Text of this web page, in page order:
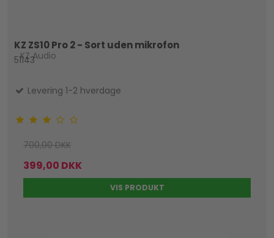
KZ ZS10 Pro 2 - Sort uden mikrofon
KZ Audio
51143
Levering 1-2 hverdage
700,00 DKK
399,00 DKK
VIS PRODUKT